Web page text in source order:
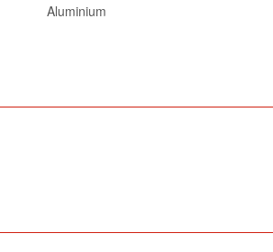
Aluminium